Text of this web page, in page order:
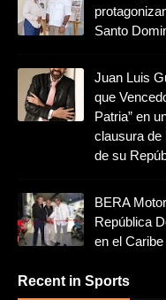
Santo
Juan Luis
que
Patria” en
clausura de
de su
BERA
República
en el Caribe
Recent in Sports